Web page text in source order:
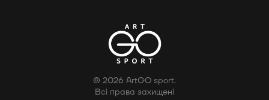
© 2026 ArtGO sport.
Всі права захищені